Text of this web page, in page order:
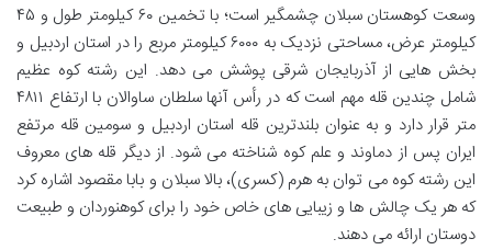
وسعت کوهستان سبلان چشمگیر است؛ با تخمین ۶۰ کیلومتر طول و ۴۵
کیلومتر عرض، مساحتی نزدیک به ۶۰۰۰ کیلومتر مربع را در استان اردبیل و
بخش هایی از آذربایجان شرقی پوشش می دهد. این رشته کوه عظیم
شامل چندین قله مهم است که در رأس آنها سلطان ساوالان با ارتفاع ۴۸۱۱
متر قرار دارد و به عنوان بلندترین قله استان اردبیل و سومین قله مرتفع
ایران پس از دماوند و علم کوه شناخته می شود. از دیگر قله های معروف
این رشته کوه می توان به هرم (کسری)، بالا سبلان و بابا مقصود اشاره کرد
که هر یک چالش ها و زیبایی های خاص خود را برای کوهنوردان و طبیعت
دوستان ارائه می دهند.